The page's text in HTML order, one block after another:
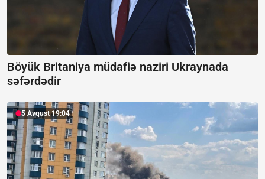
Böyük Britaniya müdafiə naziri Ukraynada
səfərdədir
5 Avqust 19:04